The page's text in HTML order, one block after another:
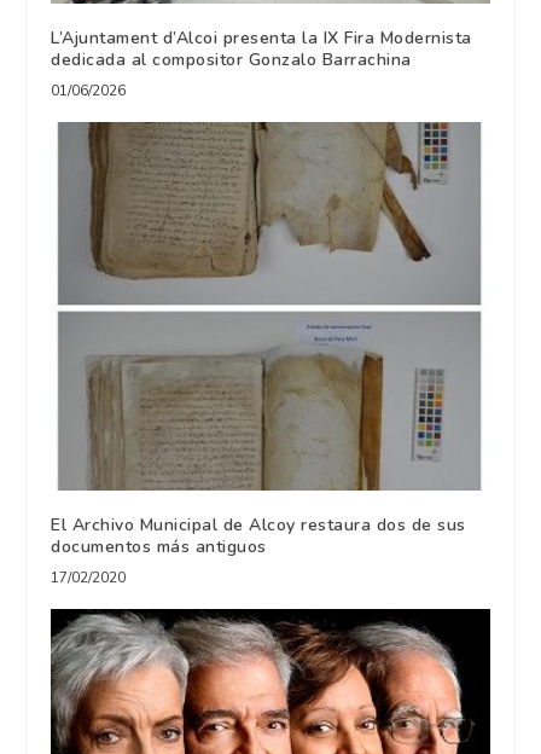
L’Ajuntament d’Alcoi presenta la IX Fira Modernista
dedicada al compositor Gonzalo Barrachina
01/06/2026
El Archivo Municipal de Alcoy restaura dos de sus
documentos más antiguos
17/02/2020